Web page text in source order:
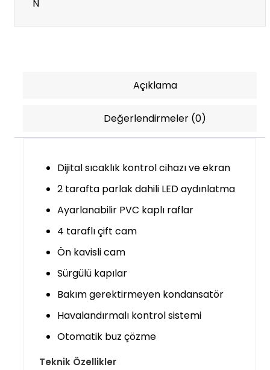
Açıklama
Değerlendirmeler (0)
Dijital sıcaklık kontrol cihazı ve ekran
2 tarafta parlak dahili LED aydınlatma
Ayarlanabilir PVC kaplı raflar
4 taraflı çift cam
Ön kavisli cam
Sürgülü kapılar
Bakım gerektirmeyen kondansatör
Havalandırmalı kontrol sistemi
Otomatik buz çözme
Teknik Özellikler